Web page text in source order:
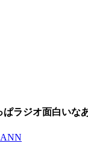
ラジオ面白いな